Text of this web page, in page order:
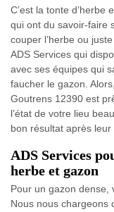
C’est la tonte d’herbe
qui ont du savoir-faire
couper l’herbe ou
ADS Services qui
avec ses équipes qui
faucher le gazon.
Goutrens 12390 est
l’état de votre lieu
bon résultat après leur
ADS Services
herbe et gazon
Pour un gazon dense,
Nous nous chargeons